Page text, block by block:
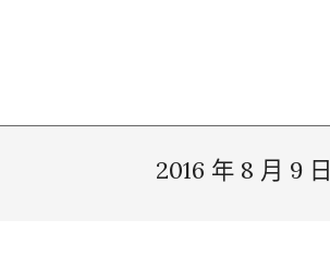
2016 年 8 月 9 日